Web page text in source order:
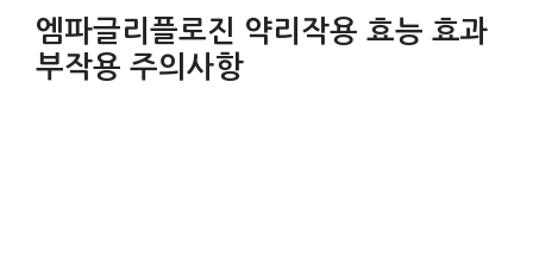
엠파글리플로진 약리작용 효능 효과
부작용 주의사항